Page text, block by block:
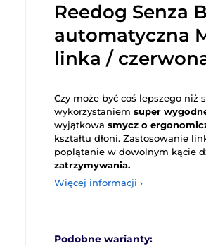
Reedog Senza
automatyczna
linka /
Czy może być coś lepszego niż
wykorzystaniem super
wyjątkowa smycz o
kształtu dłoni. Zastosowanie
poplątanie w dowolnym kącie
zatrzymywania.
Więcej informacji ›
Podobne warianty: